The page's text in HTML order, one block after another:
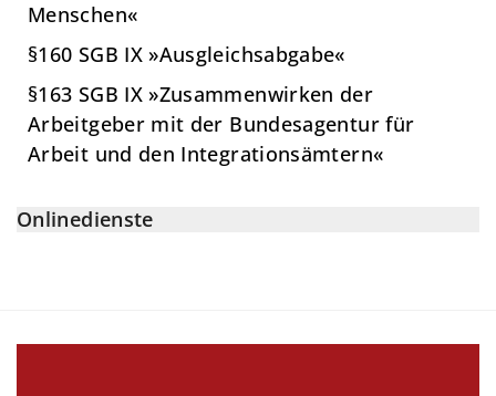
Menschen«
§160 SGB IX »Ausgleichsabgabe«
§163 SGB IX »Zusammenwirken der
Arbeitgeber mit der Bundesagentur für
Arbeit und den Integrationsämtern«
Onlinedienste